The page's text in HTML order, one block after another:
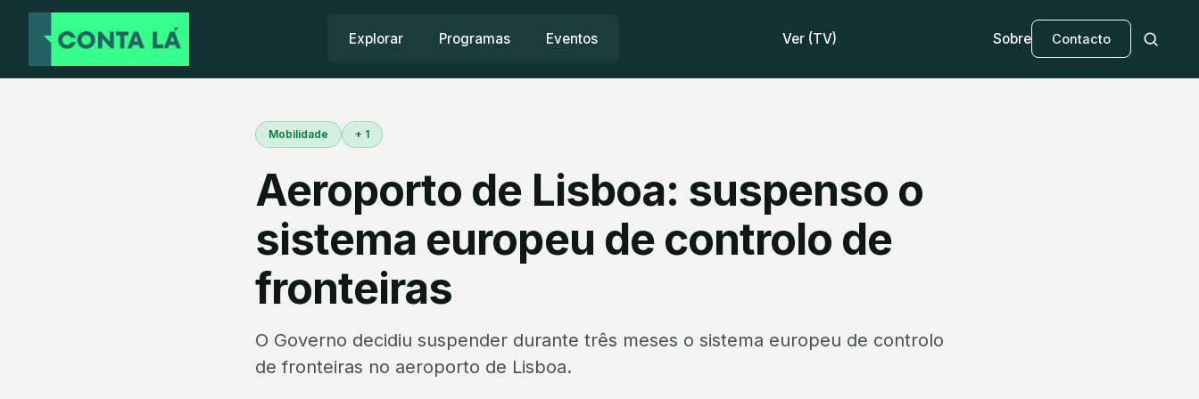
Explorar Programas Eventos Ver (TV) Sobre Contacto
Mobilidade + 1
Aeroporto de Lisboa: suspenso o
sistema europeu de controlo de
fronteiras
O Governo decidiu suspender durante três meses o sistema europeu de controlo
de fronteiras no aeroporto de Lisboa.